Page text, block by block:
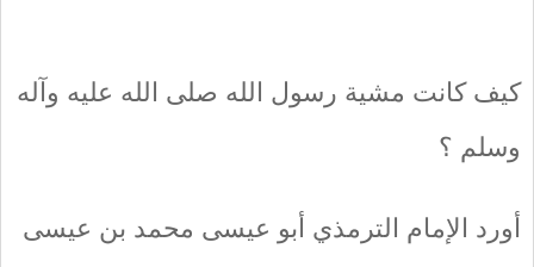
كيف كانت مشية رسول الله صلى الله عليه وآله
وسلم ؟
أورد الإمام الترمذي أبو عيسى محمد بن عيسى